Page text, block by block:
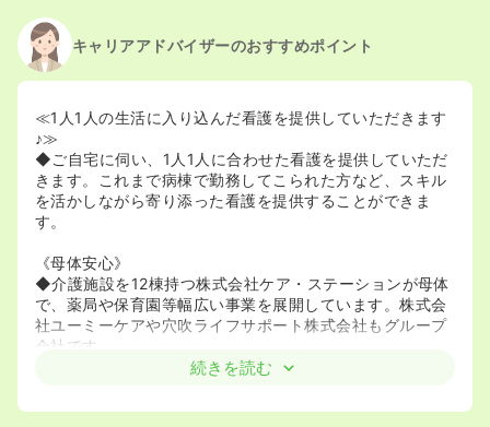
キャリアアドバイザーのおすすめポイント
≪1人1人の生活に入り込んだ看護を提供していただきます
♪≫
◆ご自宅に伺い、1人1人に合わせた看護を提供していただ
きます。これまで病棟で勤務してこられた方など、スキル
を活かしながら寄り添った看護を提供することができま
す。
《母体安心》
◆介護施設を12棟持つ株式会社ケア・ステーションが母体
で、薬局や保育園等幅広い事業を展開しています。株式会
社ユーミーケアや穴吹ライフサポート株式会社もグループ
会社です。
続きを読む